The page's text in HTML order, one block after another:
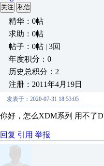
关注 私信
精华：0帖
求助：0帖
帖子：0帖 | 3回
年度积分：0
历史总积分：2
注册：2011年4月19日
发表于：2020-07-31 18:53:05
你好，怎么XDM系列 用不了
回复 引用 举报